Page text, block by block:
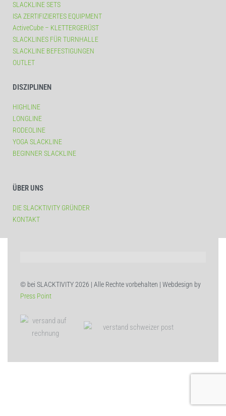
SLACKLINE SETS
ISA ZERTIFIZIERTES EQUIPMENT
ActiveCube – KLETTERGERÜST
SLACKLINES FÜR TURNHALLE
SLACKLINE BEFESTIGUNGEN
OUTLET
DISZIPLINEN
HIGHLINE
LONGLINE
RODEOLINE
YOGA SLACKLINE
BEGINNER SLACKLINE
ÜBER UNS
DIE SLACKTIVITY GRÜNDER
KONTAKT
© bei SLACKTIVITY 2026 | Alle Rechte vorbehalten | Webdesign by
Press Point